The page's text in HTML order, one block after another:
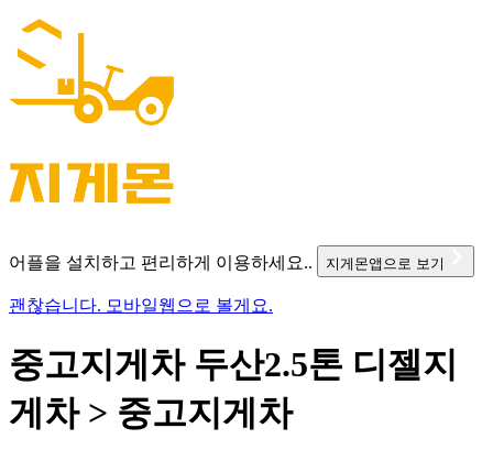
어플을 설치하고 편리하게 이용하세요.. 지게몬앱으로 보기
괜찮습니다. 모바일웹으로 볼게요.
중고지게차 두산2.5톤 디젤지
게차 > 중고지게차